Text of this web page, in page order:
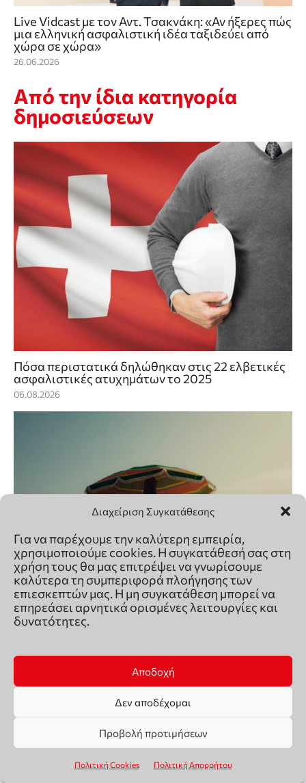
Διαχείριση Συγκατάθεσης
Για να παρέχουμε την καλύτερη εμπειρία,
χρησιμοποιούμε cookies. Η συγκατάθεσή σας στη
χρήση τους θα μας επιτρέψει να γνωρίσουμε
καλύτερα τη συμπεριφορά πλοήγησης των
επιεσκεπτών μας. Η μη συγκατάθεση μπορεί να
επηρεάσει αρνητικά ορισμένες λειτουργίες και
δυνατότητες.
Αποδοχή
Δεν αποδέχομαι
Προβολή προτιμήσεων
Πολιτική Cookies Πολιτική Απορρήτου
Live Vidcast με τον Αντ. Τσακνάκη: «Αν ήξερες πώς
μια ελληνική ασφαλιστική ιδέα ταξιδεύει από
χώρα σε χώρα»
26.06.2026
Από την ίδια κατηγορία
δημοσιεύσεων
Πόσα περιστατικά δηλώθηκαν στις 22 ελβετικές
ασφαλιστικές ατυχημάτων το 2025
06.08.2026
θάλασσα